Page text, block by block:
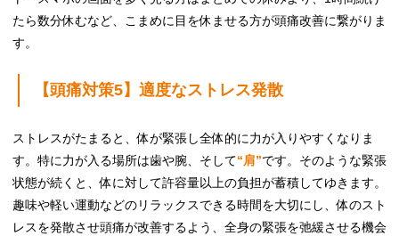
たら数分休むなど、こまめに目を休ませる方が頭痛改善に繋がりま
す。
【頭痛対策5】適度なストレス発散
ストレスがたまると、体が緊張し全体的に力が入りやすくなりま
す。特に力が入る場所は歯や腕、そして“肩”です。そのような緊張
状態が続くと、体に対して許容量以上の負担が蓄積してゆきます。
趣味や軽い運動などのリラックスできる時間を大切にし、体のスト
レスを発散させ頭痛が改善するよう、全身の緊張を弛緩させる機会